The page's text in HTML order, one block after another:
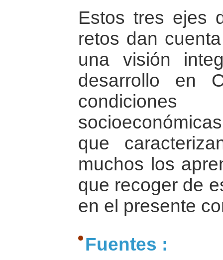
Estos tres ejes
retos dan
una visión
desarrollo en
que
muchos los
que recoger de
en el presente
Fuentes :